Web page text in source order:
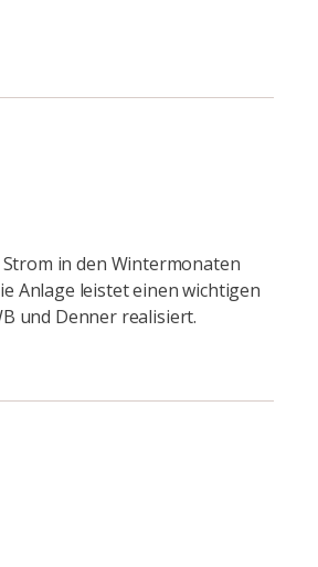
in den Wintermonaten
Anlage leistet einen wichtigen
und Denner realisiert.